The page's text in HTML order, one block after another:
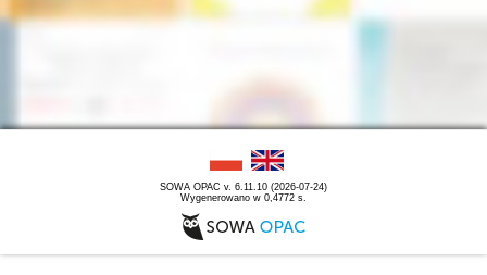
SOWA OPAC v. 6.11.10 (2026-07-24)
Wygenerowano w 0,4772 s.